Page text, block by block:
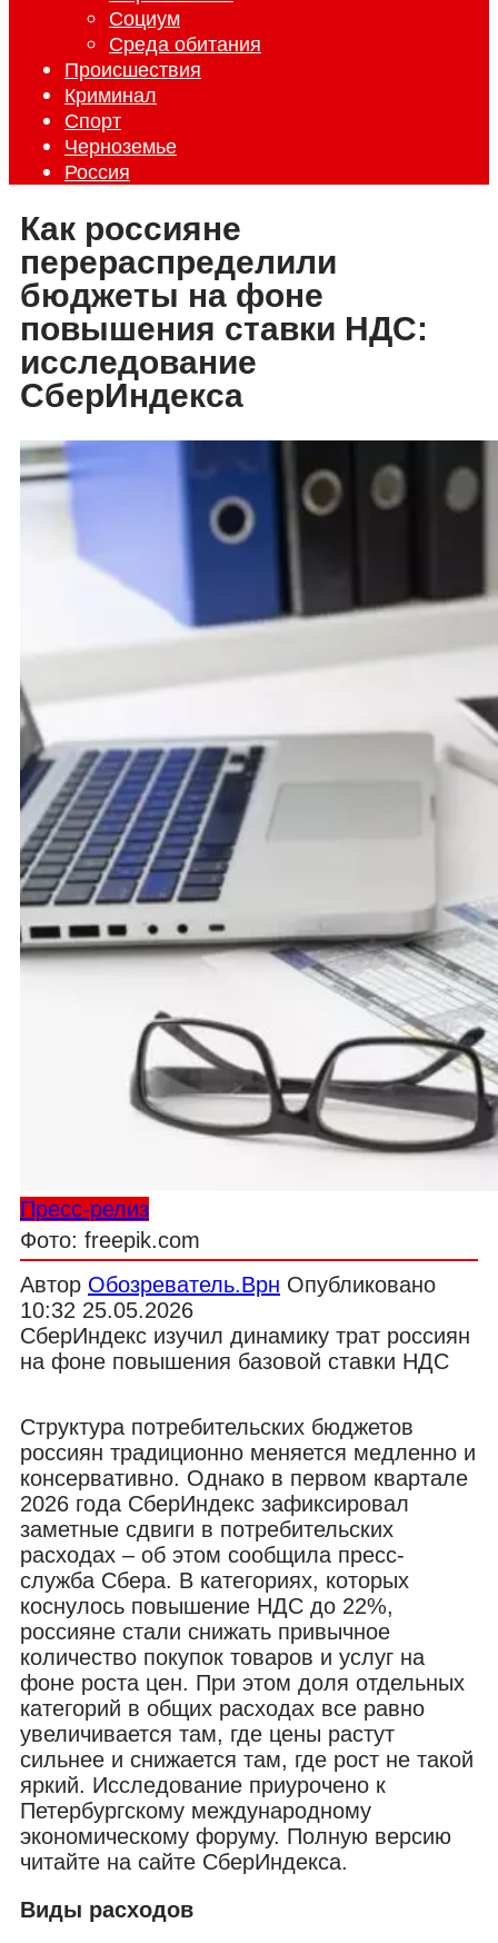
Социум
Среда обитания
Происшествия
Криминал
Спорт
Черноземье
Россия
Как россияне
перераспределили
бюджеты на фоне
повышения ставки НДС:
исследование
СберИндекса
Пресс-релиз
Фото: freepik.com
Автор Обозреватель.Врн Опубликовано
10:32 25.05.2026
СберИндекс изучил динамику трат россиян
на фоне повышения базовой ставки НДС
Структура потребительских бюджетов
россиян традиционно меняется медленно и
консервативно. Однако в первом квартале
2026 года СберИндекс зафиксировал
заметные сдвиги в потребительских
расходах – об этом сообщила пресс-
служба Сбера. В категориях, которых
коснулось повышение НДС до 22%,
россияне стали снижать привычное
количество покупок товаров и услуг на
фоне роста цен. При этом доля отдельных
категорий в общих расходах все равно
увеличивается там, где цены растут
сильнее и снижается там, где рост не такой
яркий. Исследование приурочено к
Петербургскому международному
экономическому форуму. Полную версию
читайте на сайте СберИндекса.
Виды расходов